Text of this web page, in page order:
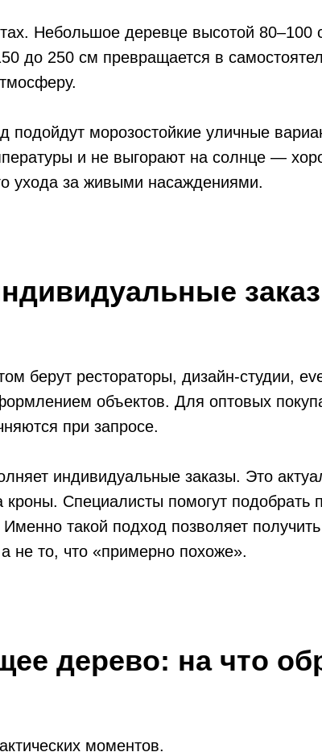
Небольшое деревце высотой 80–100
до 250 см превращается в
подойдут морозостойкие уличные
и не выгорают на солнце —
ухода за живыми насаждениями.
берут рестораторы, дизайн-студии,
объектов. Для оптовых
при запросе.
индивидуальные заказы. Это
Специалисты помогут подобрать
такой подход позволяет получить
не то, что «примерно похоже».
дерево: на что
моментов.